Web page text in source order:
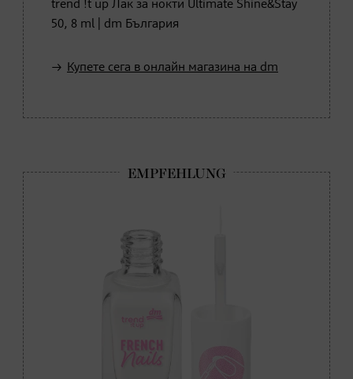
trend !t up Лак за нокти Ultimate Shine&Stay
50, 8 ml | dm България
Купете сега в онлайн магазина на dm